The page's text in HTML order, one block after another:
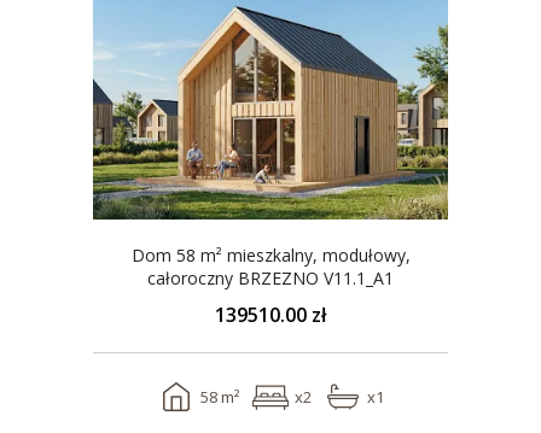
Dom 58 m² mieszkalny, modułowy,
całoroczny BRZEZNO V11.1_A1
139510.00 zł
58 m² x2 x1